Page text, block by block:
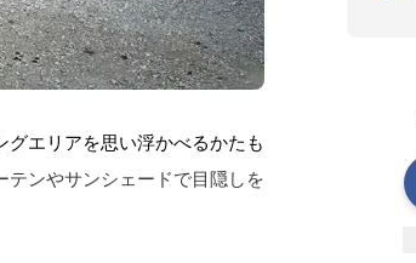
グエリアを思い浮かべるかたも
テンやサンシェードで目隠しを